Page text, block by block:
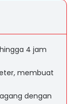
4 jam
membuat
dengan